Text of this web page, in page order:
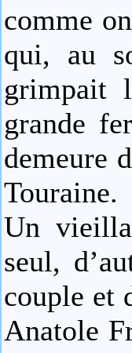
comme
qui, au
grimpait
grande
demeure
Touraine.
Un
seul,
couple et
Anatole